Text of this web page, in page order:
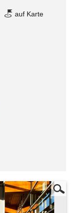
auf Karte